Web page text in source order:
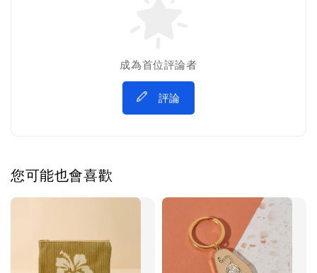
成為首位評論者
評論
您可能也會喜歡